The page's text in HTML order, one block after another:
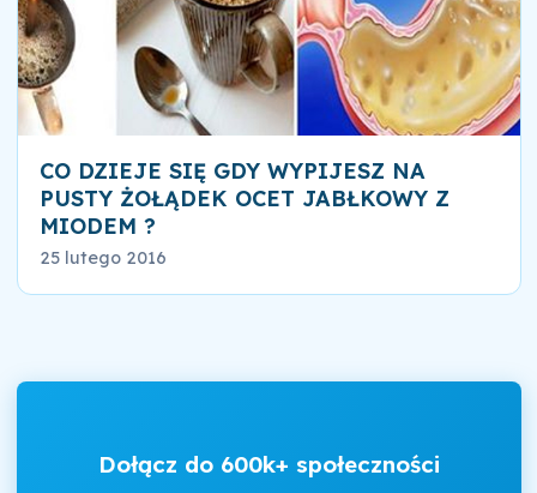
CO DZIEJE SIĘ GDY WYPIJESZ NA
PUSTY ŻOŁĄDEK OCET JABŁKOWY Z
MIODEM ?
25 lutego 2016
Dołącz do 600k+ społeczności